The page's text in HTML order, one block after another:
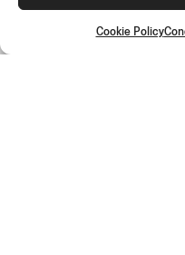
Cookie Policy
Unisciti alla community
offerte speciali!